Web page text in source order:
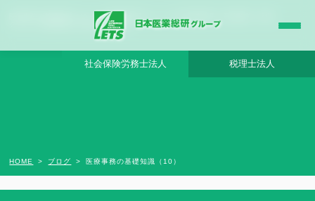
医療事務の基礎知識（10） - 日本医業総研グループ |日本医業総研｜医院開業・承継・
クリニック経営支援・医療モール開発
社会保険労務士法人 税理士法人
HOME ブログ 医療事務の基礎知識（10）